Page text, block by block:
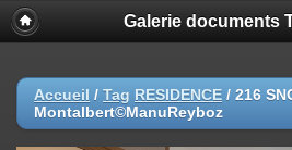
Galerie documents
Accueil / Tag RESIDENCE / 216
Montalbert©ManuReyboz